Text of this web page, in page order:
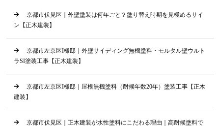
京都市伏見区｜外壁塗装は何年ごと？塗り替え時期を見極めるサイ
ン【正木建装】
京都市左京区I様邸｜外壁サイディング無機塗料・モルタル壁ウルト
ラSI塗装工事【正木建装】
京都市左京区I様邸｜屋根無機塗料（耐候年数20年）塗装工事【正木
建装】
京都市伏見区｜正木建装が水性塗料にこだわる理由｜高耐候塗料で